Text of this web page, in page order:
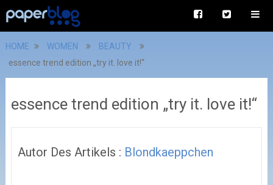
HOME WOMEN
BEAUTY
essence trend edition „try it. love it!“
essence trend edition „try it. love it!“
Autor Des Artikels : Blondkaeppchen